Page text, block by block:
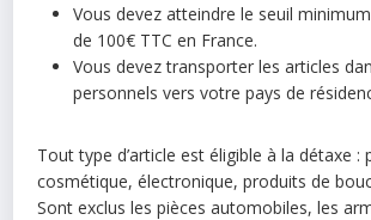
Vous devez atteindre le seuil
de 100€ TTC en France.
Vous devez transporter les articles
personnels vers votre pays de
Tout type d’article est éligible à la détaxe :
cosmétique, électronique, produits de
Sont exclus les pièces automobiles, les